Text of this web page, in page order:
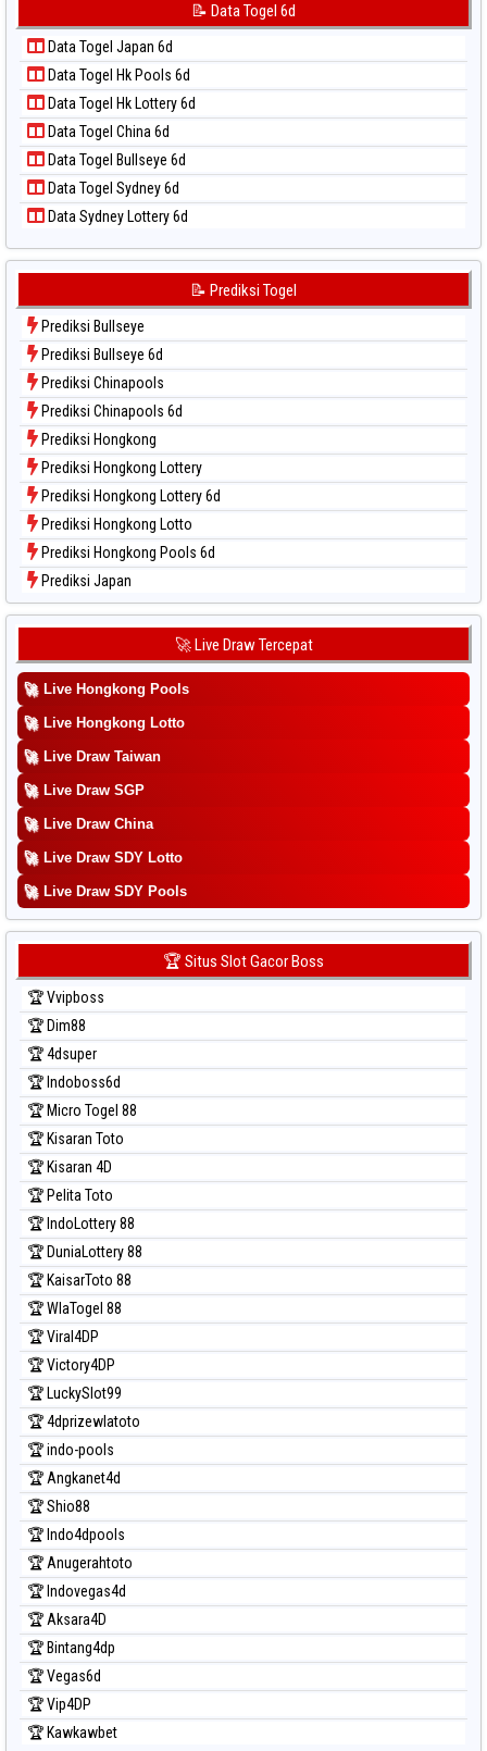
📝 Pola Dasar Taiwan
Data Togel Kuda Lari
Data Togel Magnum Cambodia
Data Togel Nagoya
Data Togel North Carolina Day
Data Togel Pcso
Data Togel Sao Paulo
Data Togel Singapore
Data Togel Sydney
Data Togel Sydney Lottery
Data Togel Sydney Lottery 6d
Data Togel Sydney Lotto
Data Togel Sydney Pools 6d
Data Togel Taipei
Data Togel Taiwan
📝 Data Togel 6d
Data Togel Japan 6d
Data Togel Hk Pools 6d
Data Togel Hk Lottery 6d
Data Togel China 6d
Data Togel Bullseye 6d
Data Togel Sydney 6d
Data Sydney Lottery 6d
📝 Prediksi Togel
Prediksi Bullseye
Prediksi Bullseye 6d
Prediksi Chinapools
Prediksi Chinapools 6d
Prediksi Hongkong
Prediksi Hongkong Lottery
Prediksi Hongkong Lottery 6d
Prediksi Hongkong Lotto
Prediksi Hongkong Pools 6d
Prediksi Japan
Prediksi Japan 6d
Prediksi Kuda Lari
Prediksi Magnum Cambodia
Prediksi Nagoya
Prediksi North Carolina Day
Prediksi Singapore
Prediksi Sydney
Prediksi Sydney Lottery
Prediksi Sydney Lottery 6d
Prediksi Sydney Lotto
Prediksi Sydney Pools 6d
Prediksi Taipei
Prediksi Taiwan
🚀 Live Draw Tercepat
🚀 Live Hongkong Pools
🚀 Live Hongkong Lotto
🚀 Live Draw Taiwan
🚀 Live Draw SGP
🚀 Live Draw China
🚀 Live Draw SDY Lotto
🚀 Live Draw SDY Pools
🏆 Situs Slot Gacor Boss
🏆 Vvipboss
🏆 Dim88
🏆 4dsuper
🏆 Indoboss6d
🏆 Micro Togel 88
🏆 Kisaran Toto
🏆 Kisaran 4D
🏆 Pelita Toto
🏆 IndoLottery 88
🏆 DuniaLottery 88
🏆 KaisarToto 88
🏆 WlaTogel 88
🏆 Viral4DP
🏆 Victory4DP
🏆 LuckySlot99
🏆 4dprizewlatoto
🏆 indo-pools
🏆 Angkanet4d
🏆 Shio88
🏆 Indo4dpools
🏆 Anugerahtoto
🏆 Indovegas4d
🏆 Aksara4D
🏆 Bintang4dp
🏆 Vegas6d
🏆 Vip4DP
🏆 Kawkawbet